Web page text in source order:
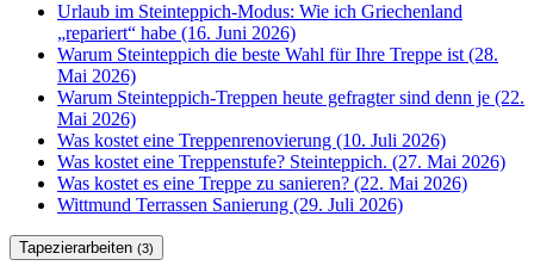
Urlaub im Steinteppich-Modus: Wie ich Griechenland
„repariert“ habe (16. Juni 2026)
Warum Steinteppich die beste Wahl für Ihre Treppe ist (28.
Mai 2026)
Warum Steinteppich-Treppen heute gefragter sind denn je (22.
Mai 2026)
Was kostet eine Treppenrenovierung (10. Juli 2026)
Was kostet eine Treppenstufe? Steinteppich. (27. Mai 2026)
Was kostet es eine Treppe zu sanieren? (22. Mai 2026)
Wittmund Terrassen Sanierung (29. Juli 2026)
Tapezierarbeiten (3)